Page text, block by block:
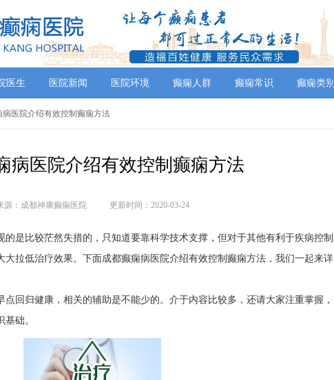
医生 医院新闻 医院环境 癫痫人群 癫痫常识 癫痫类别
病医院介绍有效控制癫痫方法
病医院介绍有效控制癫痫方法
源：成都神康癫痫医院 更新时间：2020-03-24
的是比较茫然失措的，只知道要靠科学技术支撑，但对于其他有利于疾病控制
大拉低治疗效果。下面成都癫痫病医院介绍有效控制癫痫方法，我们一起来详
点回归健康，相关的辅助是不能少的。介于内容比较多，还请大家注重掌握，
础。